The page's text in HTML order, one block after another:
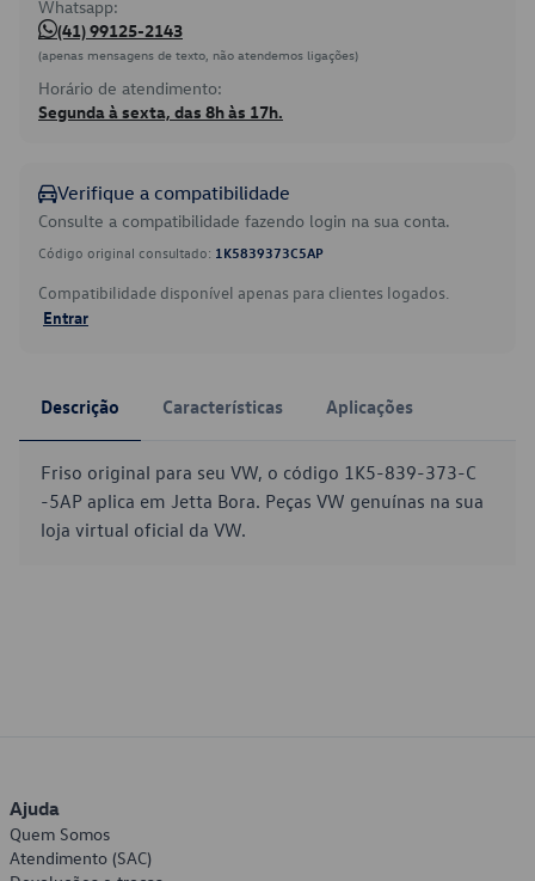
Whatsapp:
(41) 99125-2143
(apenas mensagens de texto, não atendemos ligações)
Horário de atendimento:
Segunda à sexta, das 8h às 17h.
Verifique a compatibilidade
Consulte a compatibilidade fazendo login na sua conta.
Código original consultado: 1K5839373C5AP
Compatibilidade disponível apenas para clientes logados.
Entrar
Descrição Características Aplicações
Friso original para seu VW, o código 1K5-839-373-C
-5AP aplica em Jetta Bora. Peças VW genuínas na sua
loja virtual oficial da VW.
Ajuda
Quem Somos
Atendimento (SAC)